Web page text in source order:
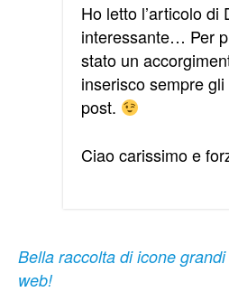
Ho letto l’articolo di
interessante… Per
stato un
inserisco sempre
post.
Ciao carissimo e
Bella raccolta di icone
web!